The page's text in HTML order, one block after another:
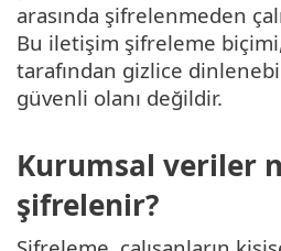
arasında şifrelenmeden
Bu iletişim şifreleme
tarafından gizlice
güvenli olanı değildir.
Kurumsal veriler
şifrelenir?